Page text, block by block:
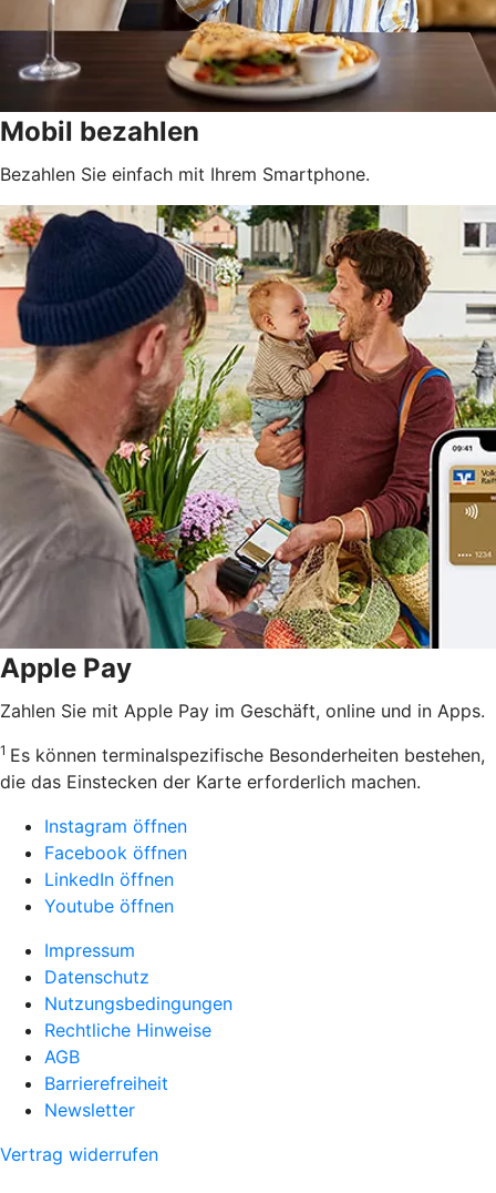
Mobil bezahlen
Bezahlen Sie einfach mit Ihrem Smartphone.
Apple Pay
Zahlen Sie mit Apple Pay im Geschäft, online und in Apps.
1 Es können terminalspezifische Besonderheiten bestehen,
die das Einstecken der Karte erforderlich machen.
Instagram öffnen
Facebook öffnen
LinkedIn öffnen
Youtube öffnen
Impressum
Datenschutz
Nutzungsbedingungen
Rechtliche Hinweise
AGB
Barrierefreiheit
Newsletter
Vertrag widerrufen